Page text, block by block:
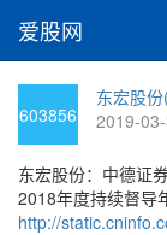
爱股网
603856
东宏股
2019-
东宏股份：中德证
2018年度持续督导
http://